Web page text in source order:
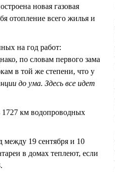
новая газовая
отопление всего жилья и
на год работ:
по словам первого зама
в той же степени, что у
до ума. Здесь все идет
км водопроводных
между 19 сентября и 10
в домах теплеют, если